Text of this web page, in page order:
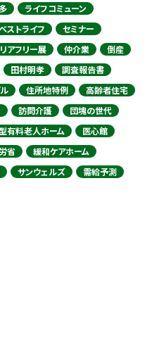
ライフコミューン
ストライフ
セミナー
アフリー展 仲介業
倒産
田村明孝
調査報告書
住所地特例
高齢者住宅
訪問介護
団塊の世代
有料老人ホーム
医心館
省
緩和ケアホーム
サンウェルズ
需給予測